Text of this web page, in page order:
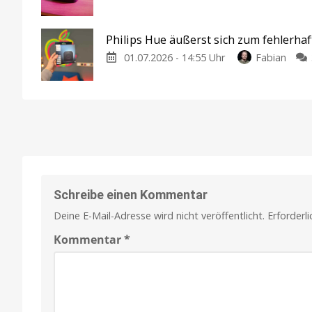
Philips Hue äußerst sich zum
01.07.2026 - 14:55 Uhr Fabian
Schreibe einen Kommentar
Deine E-Mail-Adresse wird nicht veröffentlicht.
Kommentar*